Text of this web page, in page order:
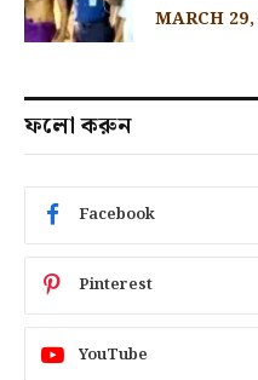
MARCH 29,
ফলো করুন
Facebook
Pinterest
YouTube